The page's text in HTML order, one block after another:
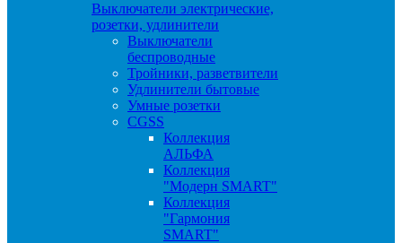
Выключатели электрические,
розетки, удлинители
Выключатели
беспроводные
Тройники, разветвители
Удлинители бытовые
Умные розетки
CGSS
Коллекция
АЛЬФА
Коллекция
"Модерн SMART"
Коллекция
"Гармония
SMART"